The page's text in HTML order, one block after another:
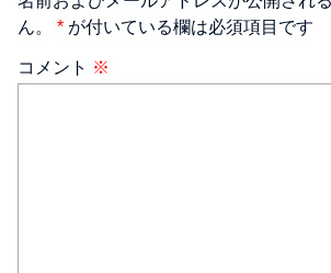
ん。 * が付いている欄は必須項目です
コメント ※